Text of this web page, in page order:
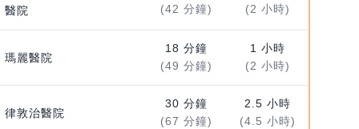
醫院
(42 分鐘)
(2 小時)
瑪麗醫院
18 分鐘
(49 分鐘)
1 小時
(2 小時)
律敦治醫院
30 分鐘
(67 分鐘)
2.5 小時
(4.5 小時)